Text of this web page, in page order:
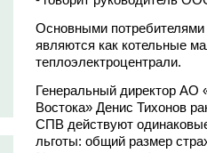
Основными потребителями
являются как котельные
теплоэлектроцентрали.
Генеральный директор АО
Востока» Денис Тихонов
СПВ действуют
льготы: общий размер